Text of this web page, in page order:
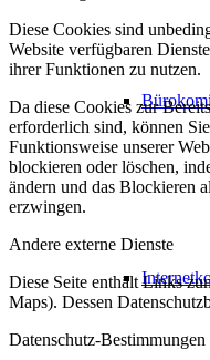
Diese Cookies sind
Website verfügbaren
ihrer Funktionen zu nutzen.
Da diese Cookies zur
erforderlich sind, können
Funktionsweise unserer
blockieren oder löschen,
ändern und das Blockieren
erzwingen.
Andere externe Dienste
Diese Seite enthält Links
Maps). Dessen
Datenschutz-Bestimmungen